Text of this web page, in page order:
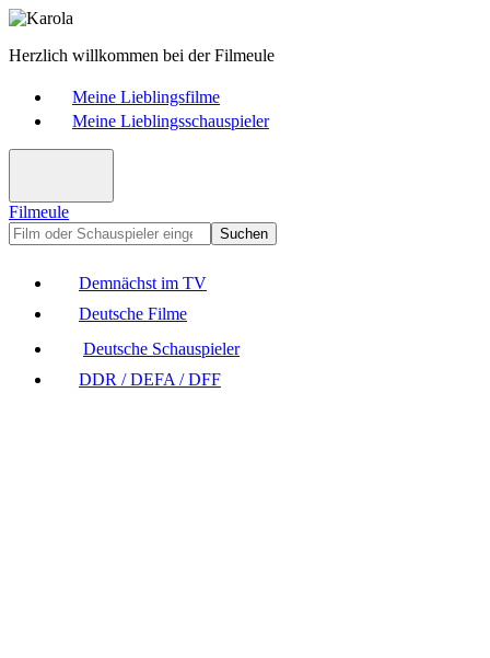
Herzlich willkommen bei der Filmeule
Meine Lieblingsfilme
Meine Lieblingsschauspieler
Filmeule
Suchen
Demnächst im TV
Deutsche Filme
Deutsche Schauspieler
DDR / DEFA / DFF